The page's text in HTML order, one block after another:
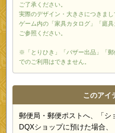
ご了承ください。
実際のデザイン・大きさにつきまし
ゲーム内の「家具カタログ」「庭具
ご参照ください。
※「とりひき」「バザー出品」「郵
でのご利用はできません。
このアイ
郵便局・郵便ポストへ、「シ
DQXショップに預けた場合